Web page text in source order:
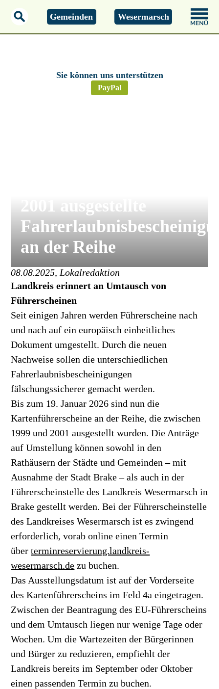
Gemeinden Wesermarsch
Sie können uns unterstützen
PayPal
2001 ausgestellte
an der Reihe
08.08.2025, Lokalredaktion
Landkreis erinnert an Umtausch von
Führerscheinen
Seit einigen Jahren werden Führerscheine nach
und nach auf ein europäisch einheitliches
Dokument umgestellt. Durch die neuen
Nachweise sollen die unterschiedlichen
Fahrerlaubnisbescheinigungen
fälschungssicherer gemacht werden.
Bis zum 19. Januar 2026 sind nun die
Kartenführerscheine an der Reihe, die zwischen
1999 und 2001 ausgestellt wurden. Die Anträge
auf Umstellung können sowohl in den
Rathäusern der Städte und Gemeinden – mit
Ausnahme der Stadt Brake – als auch in der
Führerscheinstelle des Landkreis Wesermarsch in
Brake gestellt werden. Bei der Führerscheinstelle
des Landkreises Wesermarsch ist es zwingend
erforderlich, vorab online einen Termin
überterminreservierung.landkreis-
wesermarsch.de zu buchen.
Das Ausstellungsdatum ist auf der Vorderseite
des Kartenführerscheins im Feld 4a eingetragen.
Zwischen der Beantragung des EU-Führerscheins
und dem Umtausch liegen nur wenige Tage oder
Wochen. Um die Wartezeiten der Bürgerinnen
und Bürger zu reduzieren, empfiehlt der
Landkreis bereits im September oder Oktober
einen passenden Termin zu buchen.